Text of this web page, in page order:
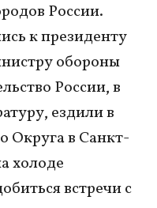
России.
к президенту
обороны
России, в
ездили в
Округа в Санкт-
холоде
встречи с